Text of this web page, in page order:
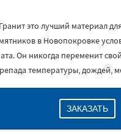
Гранит это лучший материал
в Новопокровке
Он никогда переменит
температуры, дождей,
ЗАКАЗАТЬ